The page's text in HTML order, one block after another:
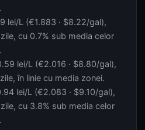
lei/L (€1.883 · $8.22/gal),
cu 0.7% sub media celor
lei/L (€2.016 · $8.80/gal),
în linie cu media zonei.
lei/L (€2.083 · $9.10/gal),
cu 3.8% sub media celor